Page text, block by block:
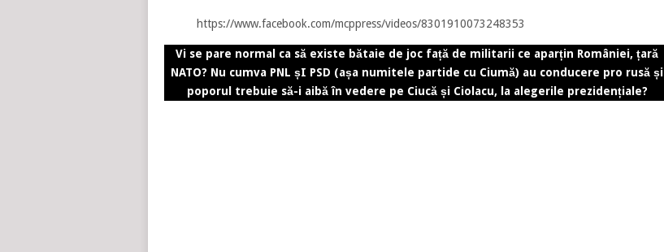
https://www.facebook.com/mcppress/videos/8301910073248353
Vi se pare normal ca să existe bătaie de joc față de militarii ce aparțin României, țară
NATO? Nu cumva PNL șI PSD (așa numitele partide cu Ciumă) au conducere pro rusă și
poporul trebuie să-i aibă în vedere pe Ciucă și Ciolacu, la alegerile prezidențiale?